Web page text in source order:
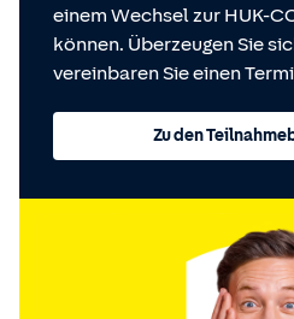
einem Wechsel zur HUK-
können. Überzeugen Sie
vereinbaren Sie einen
Zu den